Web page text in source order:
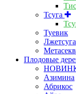
Тсуга
Туевик
Лжетсуга
Плодовые
Азимина
Абрикос